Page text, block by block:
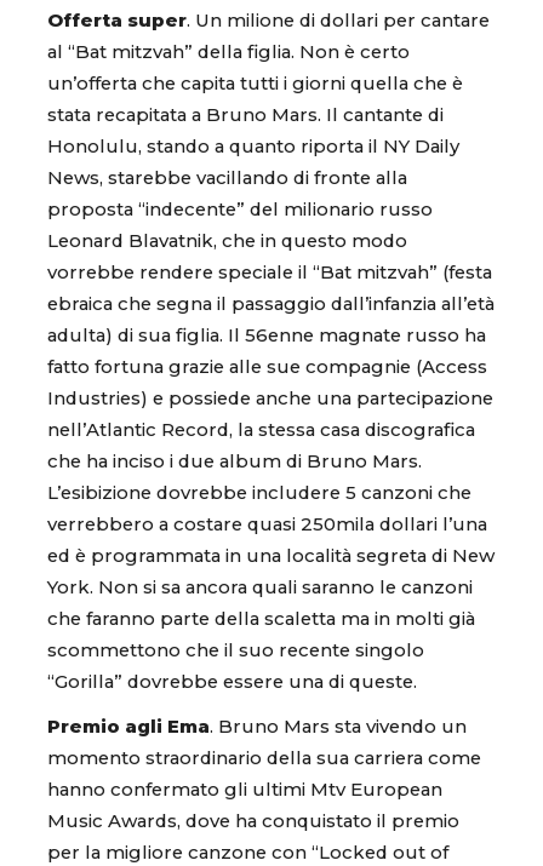
Offerta super. Un milione di dollari per cantare
al “Bat mitzvah” della figlia. Non è certo
un’offerta che capita tutti i giorni quella che è
stata recapitata a Bruno Mars. Il cantante di
Honolulu, stando a quanto riporta il NY Daily
News, starebbe vacillando di fronte alla
proposta “indecente” del milionario russo
Leonard Blavatnik, che in questo modo
vorrebbe rendere speciale il “Bat mitzvah” (festa
ebraica che segna il passaggio dall’infanzia all’età
adulta) di sua figlia. Il 56enne magnate russo ha
fatto fortuna grazie alle sue compagnie (Access
Industries) e possiede anche una partecipazione
nell’Atlantic Record, la stessa casa discografica
che ha inciso i due album di Bruno Mars.
L’esibizione dovrebbe includere 5 canzoni che
verrebbero a costare quasi 250mila dollari l’una
ed è programmata in una località segreta di New
York. Non si sa ancora quali saranno le canzoni
che faranno parte della scaletta ma in molti già
scommettono che il suo recente singolo
“Gorilla” dovrebbe essere una di queste.
Premio agli Ema. Bruno Mars sta vivendo un
momento straordinario della sua carriera come
hanno confermato gli ultimi Mtv European
Music Awards, dove ha conquistato il premio
per la migliore canzone con “Locked out of